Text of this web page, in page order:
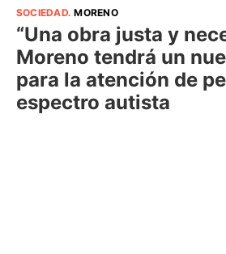
SOCIEDAD.MORENO
“Una obra justa y
Moreno tendrá un
para la atención de
espectro autista